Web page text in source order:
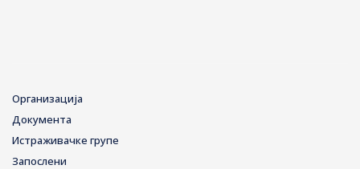
Организација
Документа
Истраживачке групе
Запослени